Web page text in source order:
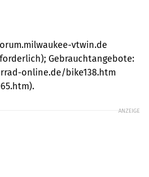
vtwin.de
Gebrauchtangebote:
online.de/bike138.htm
ANZEIGE